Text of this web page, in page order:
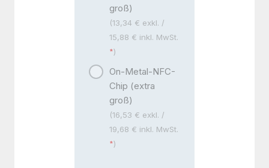
groß)
(13,34 € exkl. /
15,88 € inkl. MwSt.
)
On-Metal-NFC-
Chip (extra
groß)
(16,53 € exkl. /
19,68 € inkl. MwSt.
)